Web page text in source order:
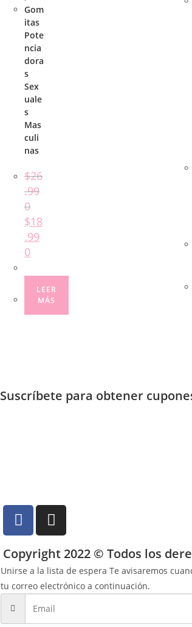
Gom
itas
Pote
ncia
dora
s
Sex
uale
s
Mas
culi
nas
$26
.99
0
$18
.99
0
LEER
MÁS
Suscríbete para obtener
Copyright 2022 © Todos los
Unirse a la lista de espera Te avisaremos
tu correo electrónico a continuación.